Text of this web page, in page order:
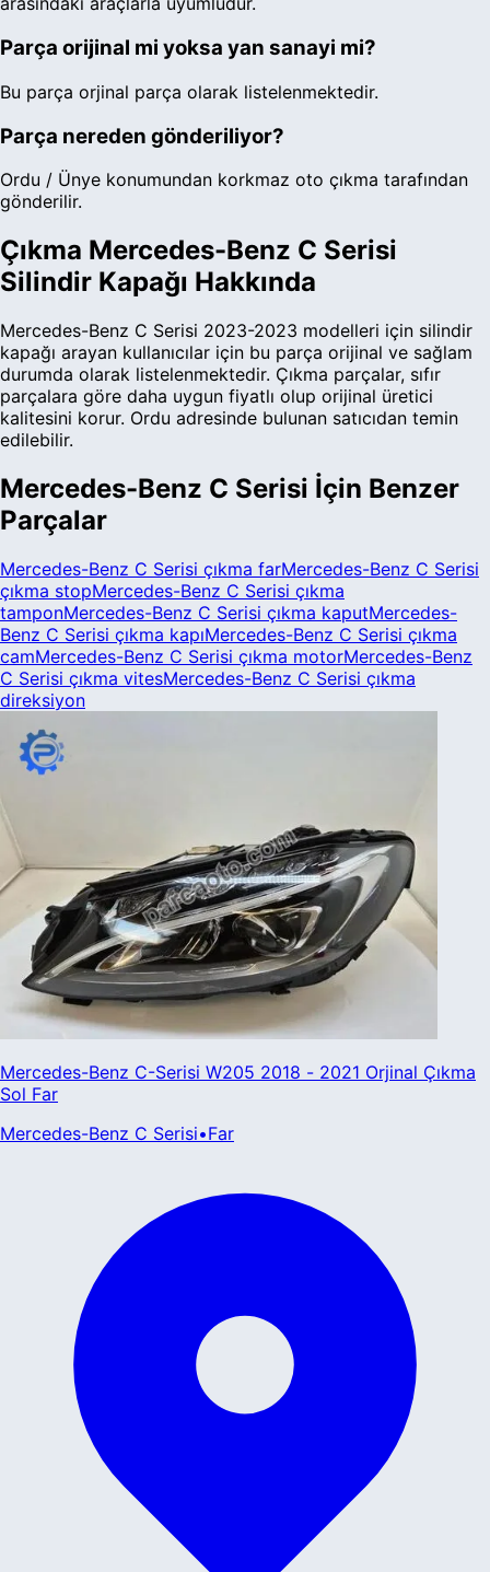
Parça orijinal mi yoksa yan sanayi mi?
Bu parça orjinal parça olarak listelenmektedir.
Parça nereden gönderiliyor?
Ordu / Ünye konumundan korkmaz oto çıkma tarafından
gönderilir.
Çıkma Mercedes-Benz C Serisi
Silindir Kapağı Hakkında
Mercedes-Benz C Serisi 2023-2023 modelleri için silindir
kapağı arayan kullanıcılar için bu parça orijinal ve sağlam
durumda olarak listelenmektedir. Çıkma parçalar, sıfır
parçalara göre daha uygun fiyatlı olup orijinal üretici
kalitesini korur. Ordu adresinde bulunan satıcıdan temin
edilebilir.
Mercedes-Benz C Serisi İçin Benzer
Parçalar
Mercedes-Benz C Serisi çıkma farMercedes-Benz C Serisi
çıkma stopMercedes-Benz C Serisi çıkma
tamponMercedes-Benz C Serisi çıkma kaputMercedes-
Benz C Serisi çıkma kapıMercedes-Benz C Serisi çıkma
camMercedes-Benz C Serisi çıkma motorMercedes-Benz
C Serisi çıkma vitesMercedes-Benz C Serisi çıkma
direksiyon
Mercedes-Benz C-Serisi W205 2018 - 2021 Orjinal Çıkma
Sol Far
Mercedes-Benz C Serisi•Far